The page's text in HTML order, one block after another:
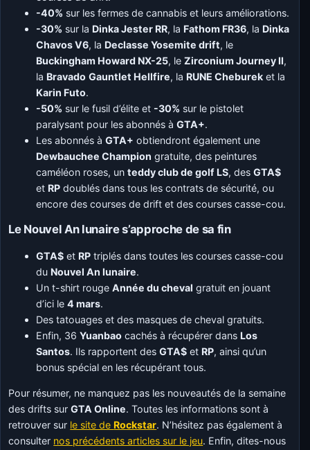
-40% sur les fermes de cannabis et leurs améliorations.
-30% sur la Dinka Jester RR, la Fathom FR36, la Dinka
Chavos V6, la Declasse Yosemite drift, le
Buckingham Howard NX-25, leZirconium Journey II,
la Bravado Gauntlet Hellfire, la RUNE Cheburek et la
Karin Futo.
-50% sur le fusil d’élite et -30% sur le pistolet
paralysant pour les abonnés àGTA+.
Les abonnés àGTA+ obtiendront également une
Dewbauchee Champion gratuite, des peintures
caméléon roses, unteddy club de golf LS, desGTA$
et RP doublés dans tous les contrats de sécurité, ou
encore des courses de drift et des courses casse-cou.
Le Nouvel An lunaire s’approche de sa fin
GTA$ et RP triplés dans toutes les courses casse-cou
du Nouvel An lunaire.
Un t-shirt rougeAnnée du cheval gratuit en jouant
d’ici le4 mars.
Des tatouages et des masques de cheval gratuits.
Enfin, 36Yuanbao cachés à récupérer dans Los
Santos. Ils rapportent desGTA$ et RP, ainsi qu’un
bonus spécial en les récupérant tous.
Pour résumer, ne manquez pas les nouveautés de la semaine
des drifts surGTA Online. Toutes les informations sont à
retrouver sur le site deRockstar. N’hésitez pas également à
consulter nos précédents articles sur le jeu. Enfin, dites-nous